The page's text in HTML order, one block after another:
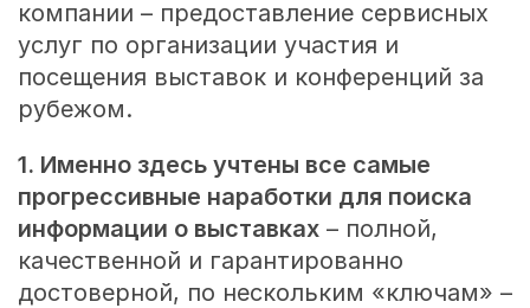
компании – предоставление сервисных
услуг по организации участия и
посещения выставок и конференций за
рубежом.
1. Именно здесь учтены все самые
прогрессивные наработки для поиска
информации о выставках– полной,
качественной и гарантированно
достоверной, по нескольким «ключам» –